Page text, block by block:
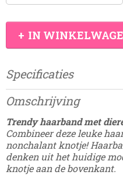
IN
Specificaties
Productcode
Damesdingetjes-164
EAN code
8945004309747
Omschrijving
Trendy haarband met
Combineer deze leuke
nonchalant knotje!
denken uit het huidige
knotje aan de bovenkant.